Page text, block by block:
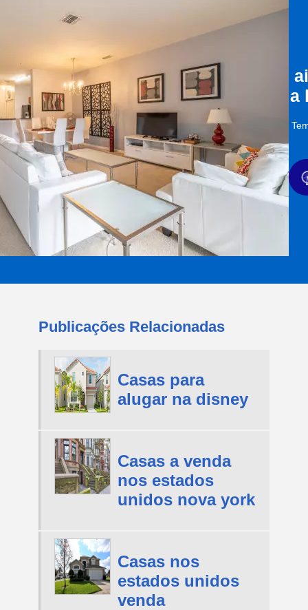
a
Publicações Relacionadas
Casas para
alugar na disney
Casas a venda
nos estados
unidos nova york
Casas nos
estados unidos
venda